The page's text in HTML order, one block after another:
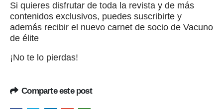
Si quieres disfrutar de toda la revista y de más
contenidos exclusivos, puedes suscribirte y
además recibir el nuevo carnet de socio de Vacuno
de élite
¡No te lo pierdas!
Comparte este post